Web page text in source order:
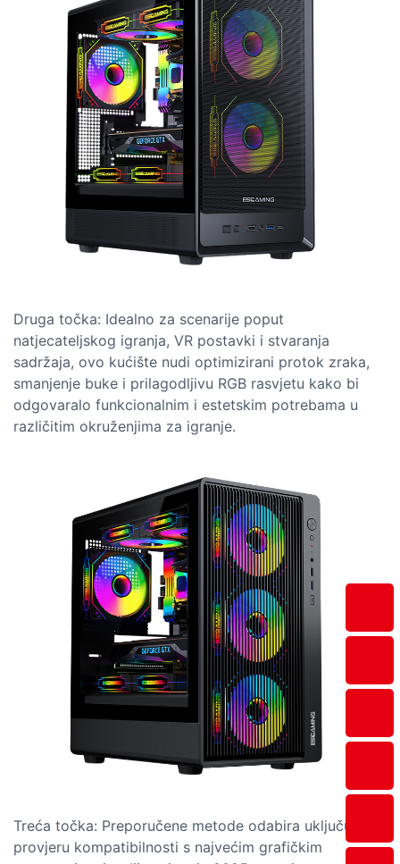
Druga točka: Idealno za scenarije poput
natjecateljskog igranja, VR postavki i stvaranja
sadržaja, ovo kućište nudi optimizirani protok zraka,
smanjenje buke i prilagodljivu RGB rasvjetu kako bi
odgovaralo funkcionalnim i estetskim potrebama u
različitim okruženjima za igranje.
Treća točka: Preporučene metode odabira uključuju
provjeru kompatibilnosti s najvećim grafičkim